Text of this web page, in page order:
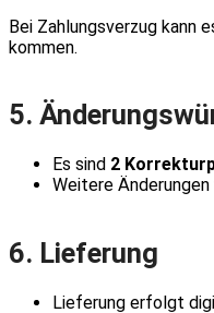
Bei Zahlungsverzug kann
kommen.
5.
Es sind 2
Weitere
6. Lieferung
Lieferung erfolgt